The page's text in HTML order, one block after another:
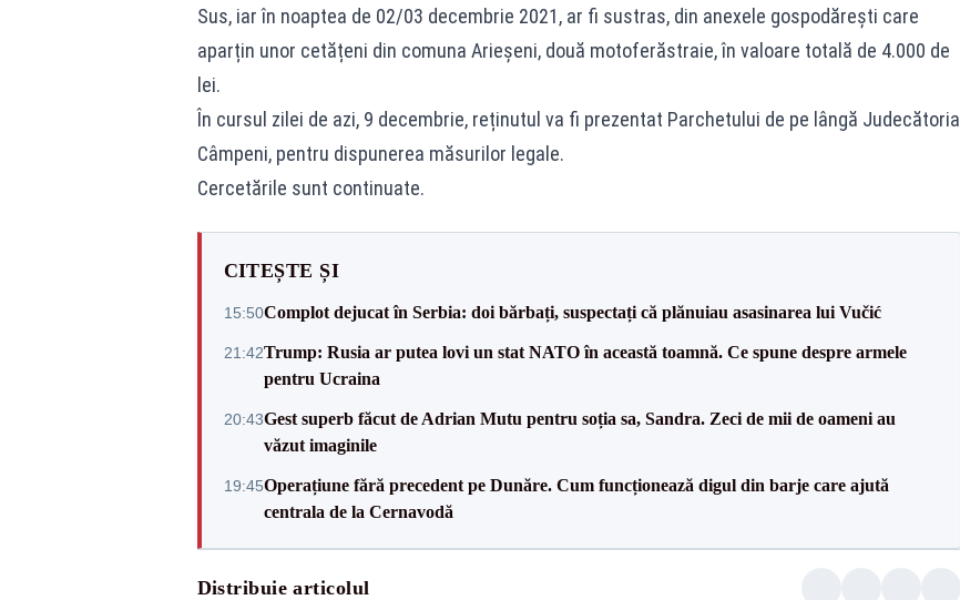
Sus, iar în noaptea de 02/03 decembrie 2021, ar fi sustras, din anexele gospodărești care
aparțin unor cetățeni din comuna Arieșeni, două motoferăstraie, în valoare totală de 4.000 de
lei.
În cursul zilei de azi, 9 decembrie, reținutul va fi prezentat Parchetului de pe lângă Judecătoria
Câmpeni, pentru dispunerea măsurilor legale.
Cercetările sunt continuate.
CITEȘTE ȘI
15:50Complot dejucat în Serbia: doi bărbați, suspectați că plănuiau asasinarea lui Vučić
21:42Trump: Rusia ar putea lovi un stat NATO în această toamnă. Ce spune despre armele
pentru Ucraina
20:43Gest superb făcut de Adrian Mutu pentru soția sa, Sandra. Zeci de mii de oameni au
văzut imaginile
19:45Operațiune fără precedent pe Dunăre. Cum funcționează digul din barje care ajută
centrala de la Cernavodă
Distribuie articolul